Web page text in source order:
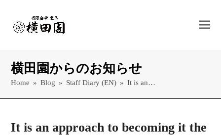
横田園からのお知らせ
Home » Blog » Staff Diary (EN) » It is an…
It is an approach to becoming it the